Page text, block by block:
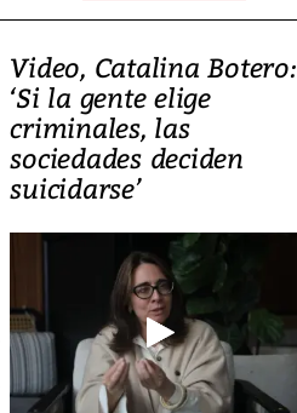
Video, Catalina Botero:
‘Si la gente elige
criminales, las
sociedades deciden
suicidarse’